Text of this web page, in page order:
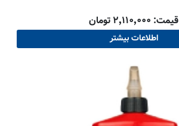
قیمت: ۲٬۱۱۰٬۰۰۰ تومان
اطلاعات بیشتر